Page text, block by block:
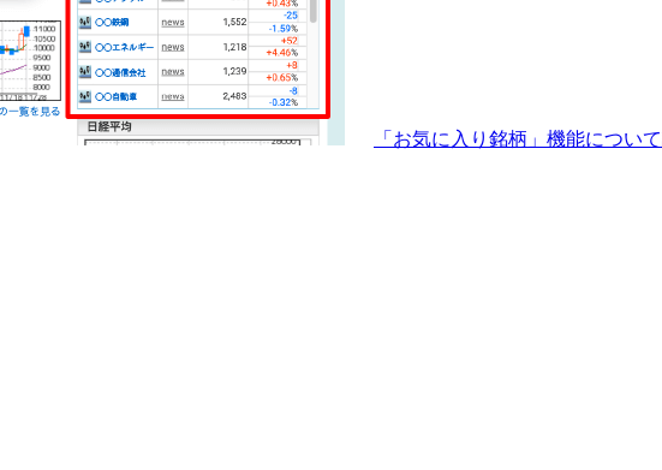
「お気に入り銘柄」機能につい